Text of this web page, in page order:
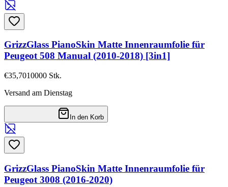
GrizzGlass PianoSkin Matte Innenraumfolie für
Peugeot 508 Manual (2010-2018) [3in1]
€35,7010000 Stk.
Versand am Dienstag
In den Korb
GrizzGlass PianoSkin Matte Innenraumfolie für
Peugeot 3008 (2016-2020)